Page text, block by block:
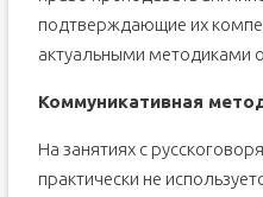
подтверждающие их
актуальными методиками
Коммуникативная
На занятиях с
практически не